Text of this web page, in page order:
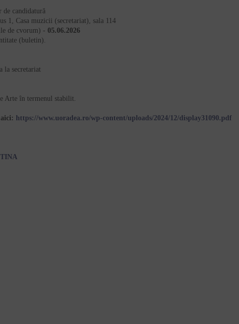
de candidatură
1, Casa muzicii (secretariat), sala 114
de cvorum) - 05.06.2026
(buletin).
la secretariat
Arte în termenul stabilit.
https://www.uoradea.ro/wp-content/uploads/2024/12/display31090.pdf